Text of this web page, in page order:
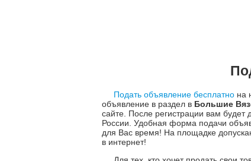
Подать объявление бесплатно на
объявление в раздел в Большие
сайте. После регистрации вам
России. Удобная форма подачи
для Вас время! На площадке
в интернет!